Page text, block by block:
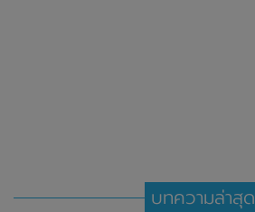
บทความล่าสุด